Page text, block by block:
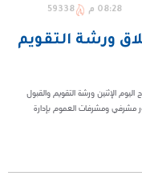
08:28 م 59338
ورشة التقويم
الإثنين ورشة التقويم والقبول
مشرفي ومشرفات العموم بإدارة